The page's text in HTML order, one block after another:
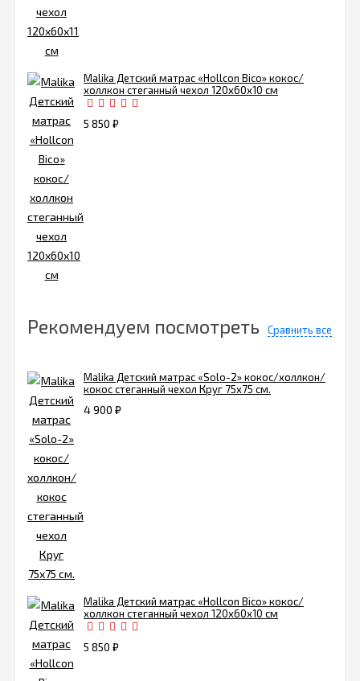
Malika Детский матрас «Hollcon Bico» кокос/
холлкон стеганный чехол 120х60х10 см
5 850 ₽
Рекомендуем посмотреть Сравнить все
Malika Детский матрас «Solo-2» кокос/холлкон/
кокос стеганный чехол Круг 75х75 см.
4 900 ₽
Malika Детский матрас «Hollcon Bico» кокос/
холлкон стеганный чехол 120х60х10 см
5 850 ₽